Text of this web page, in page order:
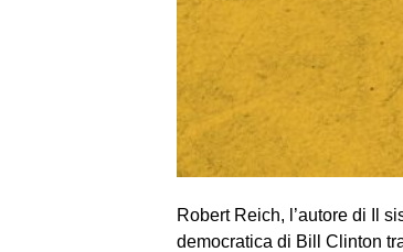
Robert Reich, l’autore di Il
democratica di Bill Clinton